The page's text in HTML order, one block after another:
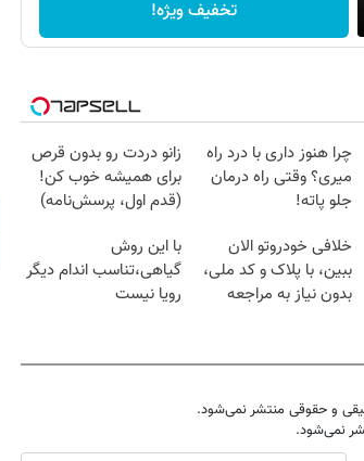
تخفیف ویژه!
چرا هنوز داری با درد راه
میری؟ وقتی راه درمان
جلو پاته!
زانو دردت رو بدون قرص
برای همیشه خوب کن!
(قدم اول، پرسش‌نامه)
خلافی خودروتو الان
ببین، با پلاک و کد ملی،
بدون نیاز به مراجعه
با این روش
گیاهی،تناسب اندام دیگر
رویا نیست
و حقوقی منتشر نمی‌شود.
نمی‌شود.